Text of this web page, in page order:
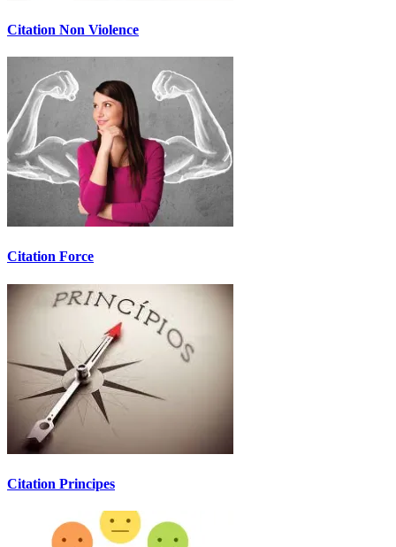
Citation Non Violence
Citation Force
Citation Principes